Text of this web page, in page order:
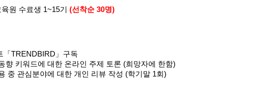
원 수료생 1~15기 (선착순 30명)
「 TRENDBIRD」 구독
향 키워드에 대한 온라인 주제 토론 (희망자에 한함)
중 관심분야에 대한 개인 리뷰 작성 (학기말 1회)